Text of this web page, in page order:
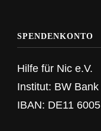
SPENDENKONTO
Hilfe für Nic e.V.
Institut: BW Bank
IBAN: DE11